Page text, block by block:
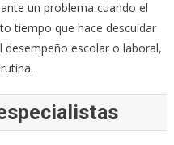
un problema cuando el
tiempo que hace descuidar
desempeño escolar o laboral,